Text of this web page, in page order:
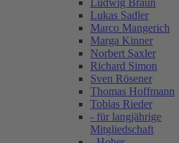
Ludwig Braun
Lukas Sadler
Marco Mangerich
Marga Kinner
Norbert Saxler
Richard Simon
Sven Rösener
Thomas Hoffmann
Tobias Rieder
- für langjährige
Mitgliedschaft